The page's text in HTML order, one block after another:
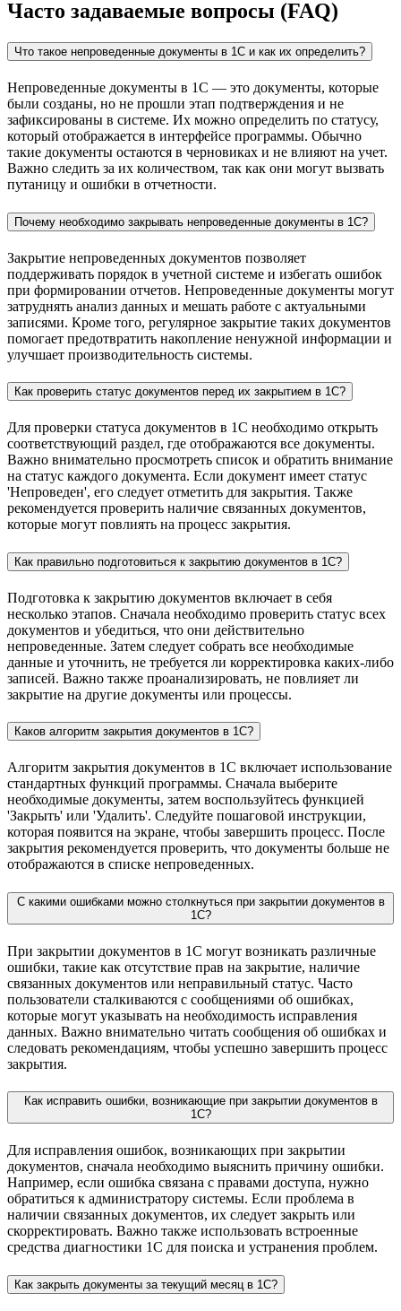
Часто задаваемые вопросы (FAQ)
Что такое непроведенные документы в 1С и как их определить?
Непроведенные документы в 1С — это документы, которые
были созданы, но не прошли этап подтверждения и не
зафиксированы в системе. Их можно определить по статусу,
который отображается в интерфейсе программы. Обычно
такие документы остаются в черновиках и не влияют на учет.
Важно следить за их количеством, так как они могут вызвать
путаницу и ошибки в отчетности.
Почему необходимо закрывать непроведенные документы в 1С?
Закрытие непроведенных документов позволяет
поддерживать порядок в учетной системе и избегать ошибок
при формировании отчетов. Непроведенные документы могут
затруднять анализ данных и мешать работе с актуальными
записями. Кроме того, регулярное закрытие таких документов
помогает предотвратить накопление ненужной информации и
улучшает производительность системы.
Как проверить статус документов перед их закрытием в 1С?
Для проверки статуса документов в 1С необходимо открыть
соответствующий раздел, где отображаются все документы.
Важно внимательно просмотреть список и обратить внимание
на статус каждого документа. Если документ имеет статус
'Непроведен', его следует отметить для закрытия. Также
рекомендуется проверить наличие связанных документов,
которые могут повлиять на процесс закрытия.
Как правильно подготовиться к закрытию документов в 1С?
Подготовка к закрытию документов включает в себя
несколько этапов. Сначала необходимо проверить статус всех
документов и убедиться, что они действительно
непроведенные. Затем следует собрать все необходимые
данные и уточнить, не требуется ли корректировка каких-либо
записей. Важно также проанализировать, не повлияет ли
закрытие на другие документы или процессы.
Каков алгоритм закрытия документов в 1С?
Алгоритм закрытия документов в 1С включает использование
стандартных функций программы. Сначала выберите
необходимые документы, затем воспользуйтесь функцией
'Закрыть' или 'Удалить'. Следуйте пошаговой инструкции,
которая появится на экране, чтобы завершить процесс. После
закрытия рекомендуется проверить, что документы больше не
отображаются в списке непроведенных.
С какими ошибками можно столкнуться при закрытии документов в
1С?
При закрытии документов в 1С могут возникать различные
ошибки, такие как отсутствие прав на закрытие, наличие
связанных документов или неправильный статус. Часто
пользователи сталкиваются с сообщениями об ошибках,
которые могут указывать на необходимость исправления
данных. Важно внимательно читать сообщения об ошибках и
следовать рекомендациям, чтобы успешно завершить процесс
закрытия.
Как исправить ошибки, возникающие при закрытии документов в
1С?
Для исправления ошибок, возникающих при закрытии
документов, сначала необходимо выяснить причину ошибки.
Например, если ошибка связана с правами доступа, нужно
обратиться к администратору системы. Если проблема в
наличии связанных документов, их следует закрыть или
скорректировать. Важно также использовать встроенные
средства диагностики 1С для поиска и устранения проблем.
Как закрыть документы за текущий месяц в 1С?